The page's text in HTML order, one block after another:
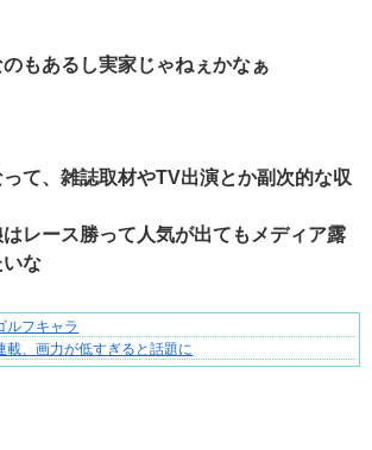
もあるし実家じゃねぇかなぁ
て、雑誌取材やTV出演とか副次的な収
レース勝って人気が出てもメディア露
いな
ていくまで
ルフキャラ
載、画力が低すぎると話題に